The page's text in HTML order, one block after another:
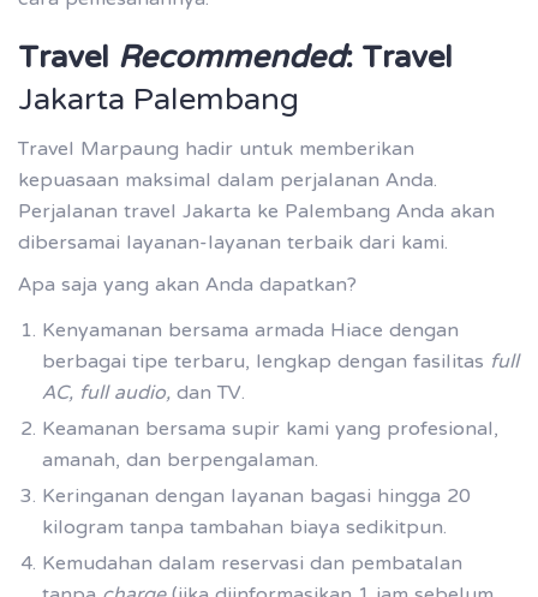
TravelRecommended: Travel
Jakarta Palembang
Travel Marpaung hadir untuk memberikan
kepuasaan maksimal dalam perjalanan Anda.
Perjalanan travel Jakarta ke Palembang Anda akan
dibersamai layanan-layanan terbaik dari kami.
Apa saja yang akan Anda dapatkan?
Kenyamanan bersama armada Hiace dengan
berbagai tipe terbaru, lengkap dengan fasilitasfull
AC, full audio,dan TV.
Keamanan bersama supir kami yang profesional,
amanah, dan berpengalaman.
Keringanan dengan layanan bagasi hingga 20
kilogram tanpa tambahan biaya sedikitpun.
Kemudahan dalam reservasi dan pembatalan